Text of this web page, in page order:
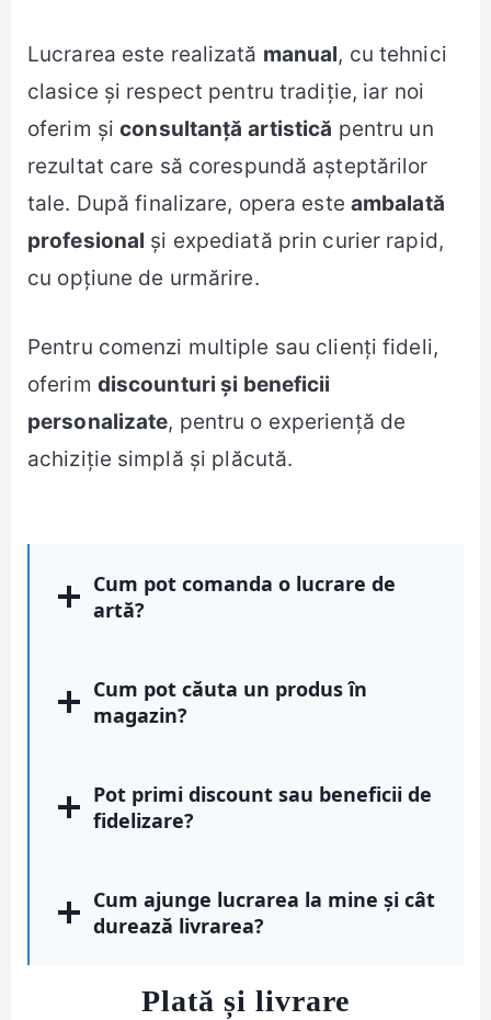
Lucrarea este realizată manual, cu tehnici
clasice și respect pentru tradiție, iar noi
oferim șiconsultanță artistică pentru un
rezultat care să corespundă așteptărilor
tale. După finalizare, opera este ambalată
profesional și expediată prin curier rapid,
cu opțiune de urmărire.
Pentru comenzi multiple sau clienți fideli,
oferim discounturi și beneficii
personalizate, pentru o experiență de
achiziție simplă și plăcută.
Cum pot comanda o lucrare de
artă?
Cum pot căuta un produs în
magazin?
Pot primi discount sau beneficii de
fidelizare?
Cum ajunge lucrarea la mine și cât
durează livrarea?
Plată și livrare